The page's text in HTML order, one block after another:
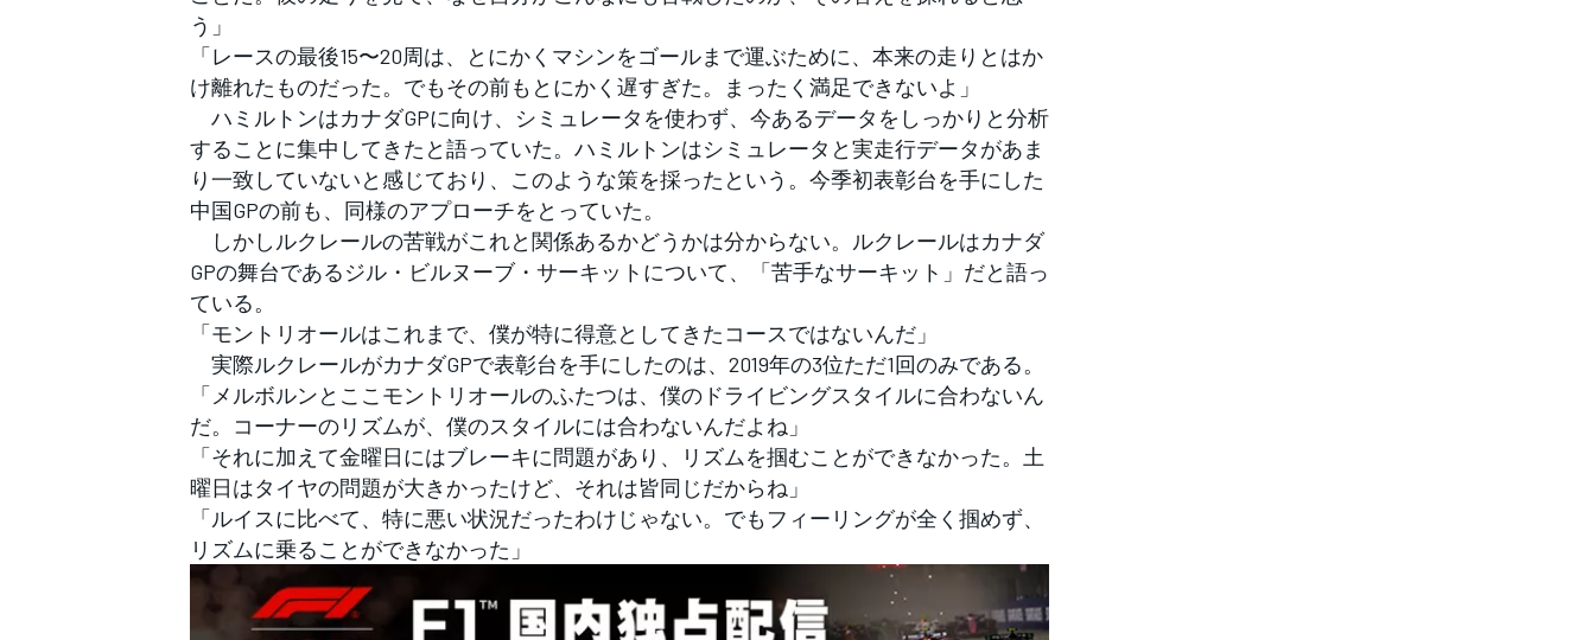
すべてのカテゴリー
う」
「レースの最後15〜20周は、とにかくマシンをゴールまで運ぶために、本来の走りとはか
け離れたものだった。でもその前もとにかく遅すぎた。まったく満足できないよ」
ハミルトンはカナダGPに向け、シミュレータを使わず、今あるデータをしっかりと分析
することに集中してきたと語っていた。ハミルトンはシミュレータと実走行データがあま
り一致していないと感じており、このような策を採ったという。今季初表彰台を手にした
中国GPの前も、同様のアプローチをとっていた。
しかしルクレールの苦戦がこれと関係あるかどうかは分からない。ルクレールはカナダ
GPの舞台であるジル・ビルヌーブ・サーキットについて、「苦手なサーキット」だと語っ
ている。
「モントリオールはこれまで、僕が特に得意としてきたコースではないんだ」
実際ルクレールがカナダGPで表彰台を手にしたのは、2019年の3位ただ1回のみである。
「メルボルンとここモントリオールのふたつは、僕のドライビングスタイルに合わないん
だ。コーナーのリズムが、僕のスタイルには合わないんだよね」
「それに加えて金曜日にはブレーキに問題があり、リズムを掴むことができなかった。土
曜日はタイヤの問題が大きかったけど、それは皆同じだからね」
「ルイスに比べて、特に悪い状況だったわけじゃない。でもフィーリングが全く掴めず、
リズムに乗ることができなかった」